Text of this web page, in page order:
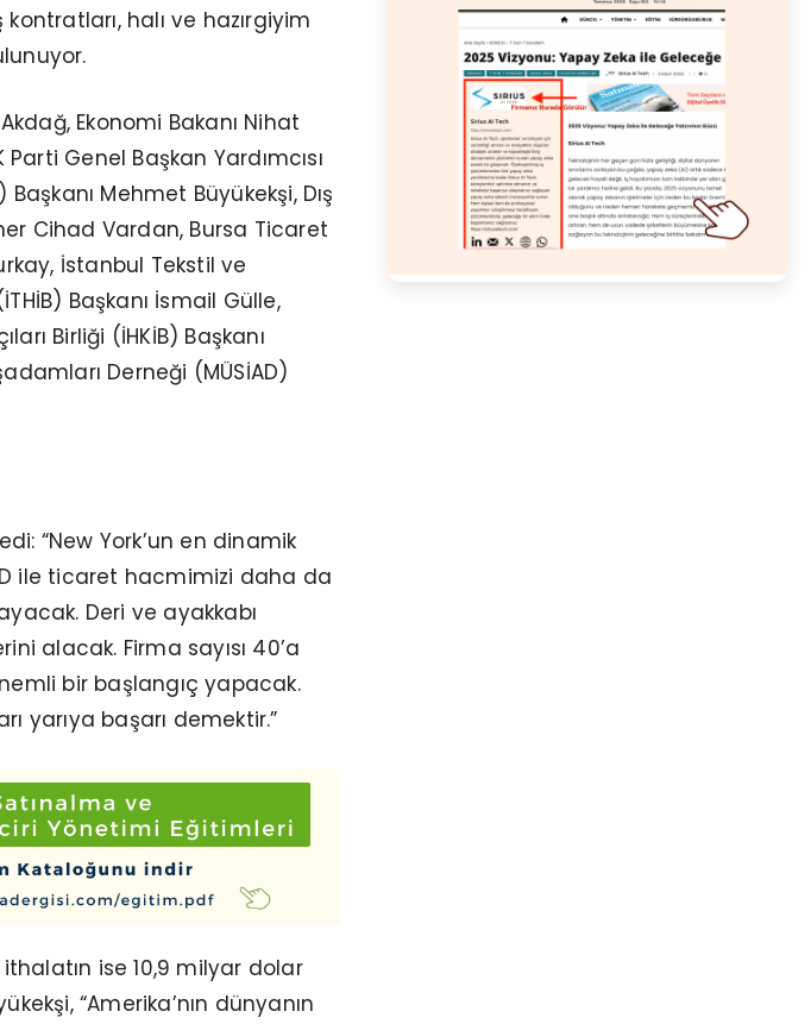
halı ve hazırgiyim
Ekonomi Bakanı Nihat
Genel Başkan Yardımcısı
Mehmet Büyükekşi, Dış
Cihad Vardan, Bursa Ticaret
İstanbul Tekstil ve
Başkanı İsmail Gülle,
Birliği (İHKİB) Başkanı
Derneği (MÜSİAD)
“New York’un en dinamik
ile ticaret hacmimizi daha da
Deri ve ayakkabı
alacak. Firma sayısı 40’a
bir başlangıç yapacak.
yarıya başarı demektir.”
ise 10,9 milyar dolar
“Amerika’nın dünyanın